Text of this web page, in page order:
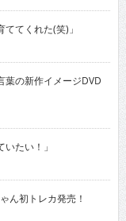
てくれた(笑)」
の新作イメージDVD
たい！」
ん初トレカ発売！